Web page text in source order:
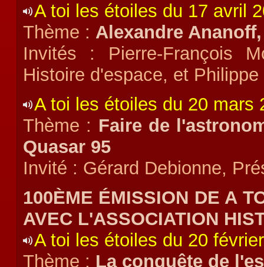
A toi les étoiles du 17 avril
Thème : Alexandre
Invités : Pierre-François
Histoire d'espace, et
A toi les étoiles du 20 mars
Thème : Faire de
Quasar 95
Invité : Gérard Debionne,
100ÈME ÉMISSION DE A
AVEC L'ASSOCIATION
A toi les étoiles du 20
Thème : La conquête de